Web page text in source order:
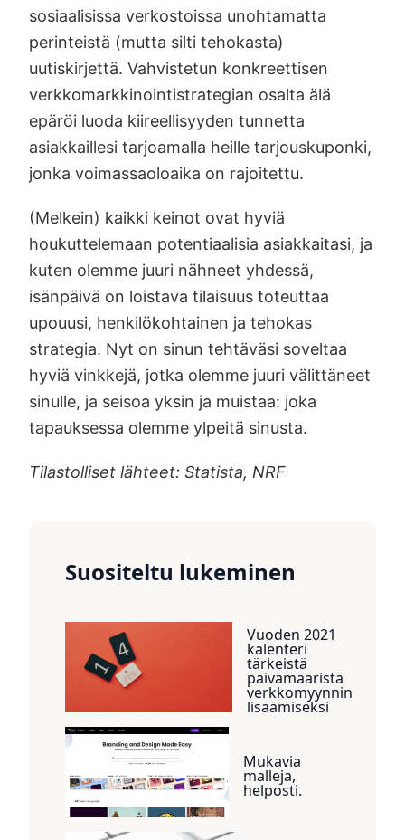
sosiaalisissa verkostoissa unohtamatta
perinteistä (mutta silti tehokasta)
uutiskirjettä. Vahvistetun konkreettisen
verkkomarkkinointistrategian osalta älä
epäröi luoda kiireellisyyden tunnetta
asiakkaillesi tarjoamalla heille tarjouskuponki,
jonka voimassaoloaika on rajoitettu.
(Melkein) kaikki keinot ovat hyviä
houkuttelemaan potentiaalisia asiakkaitasi, ja
kuten olemme juuri nähneet yhdessä,
isänpäivä on loistava tilaisuus toteuttaa
upouusi, henkilökohtainen ja tehokas
strategia. Nyt on sinun tehtäväsi soveltaa
hyviä vinkkejä, jotka olemme juuri välittäneet
sinulle, ja seisoa yksin ja muistaa: joka
tapauksessa olemme ylpeitä sinusta.
Tilastolliset lähteet: Statista, NRF
Suositeltu lukeminen
Vuoden 2021
kalenteri
tärkeistä
päivämääristä
verkkomyynnin
lisäämiseksi
Mukavia
malleja,
helposti.